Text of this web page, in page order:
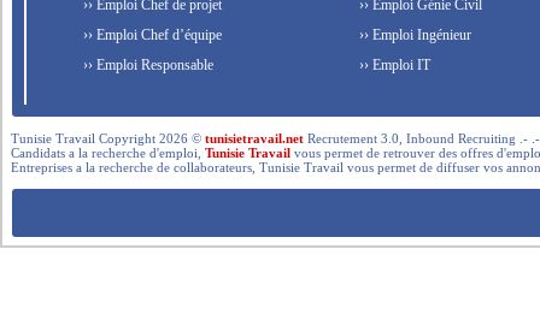
›› Emploi Chef de projet
›› Emploi Chef d’équipe
›› Emploi Responsable
›› Emploi Génie Civil
›› Emploi Ingénieur
›› Emploi IT
Tunisie Travail Copyright 2026 ©tunisietravail.net Recrutement 3.0, Inbound Recruiting .-
Candidats a la recherche d'emploi,Tunisie Travail vous permet de retrouver des offres
Entreprises a la recherche de collaborateurs, Tunisie Travail vous permet de diffuser vos